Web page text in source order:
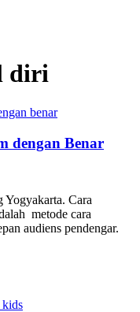
diri
dengan Benar
Yogyakarta. Cara
metode cara
audiens pendengar.